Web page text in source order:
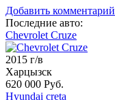
Добавить комментарий
Последние авто:
Chevrolet Cruze
2015 г/в
Харцызск
620 000 Руб.
Hyundai creta